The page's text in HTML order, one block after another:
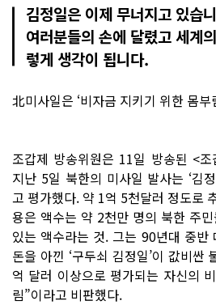
김정일은 이제 무너지고 있습
여러분들의 손에 달렸고 세계
렇게 생각이 됩니다.
北미사일은 ‘비자금 지키기 위한 몸
조갑제 방송위원은 11일 방송된 <
지난 5일 북한의 미사일 발사는 ‘김
고 평가했다. 약 1억 5천달러 정도로
용은 액수는 약 2천만 명의 북한 주
있는 액수라는 것. 그는 90년대 중반
돈을 아낀 ‘구두쇠 김정일’이 값비싼
억 달러 이상으로 평가되는 자신의
림”이라고 비판했다.